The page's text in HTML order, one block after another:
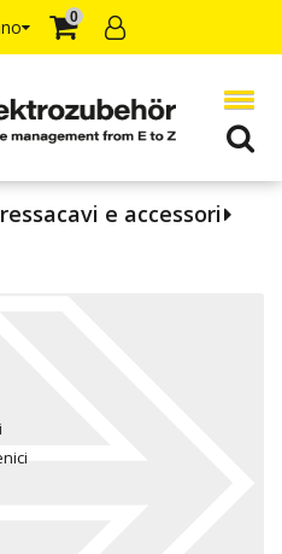
0
e accessori